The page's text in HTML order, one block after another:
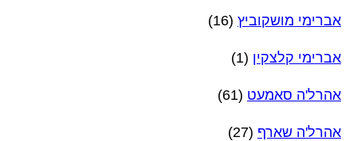
אברימי מושקוביץ (16)
אברימי קלצקין (1)
אהרל'ה סאמעט (61)
אהרל'ה שארף (27)